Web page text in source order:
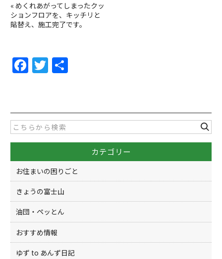
« めくれあがってしまったクッ
ションフロアを、キッチリと
貼替え、施工完了です。
F
a
e
b
o
o
k
T
w
er
カテゴリー
お住まいの困りごと
きょうの富士山
油団・ペッとん
おすすめ情報
ゆず to あんず日記